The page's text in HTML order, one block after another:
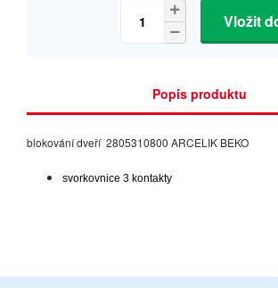
Vložit
Popis produktu
blokování dveří 2805310800 ARCELIK BEKO
svorkovnice 3 kontakty